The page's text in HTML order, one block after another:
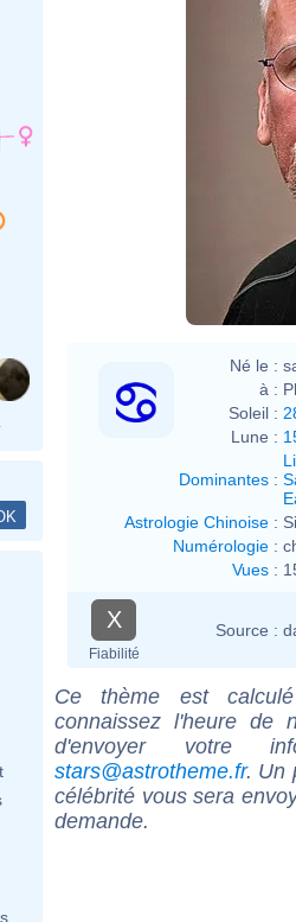
Né le :
à :
Soleil :
Lune :
Dominantes :
Astrologie Chinoise :
Numérologie :
Vues :
X
Fiabilité
Source :
Ce thème est
connaissez l'heure de
d'envoyer votre
stars@astrotheme.fr. Un
célébrité vous sera
demande.